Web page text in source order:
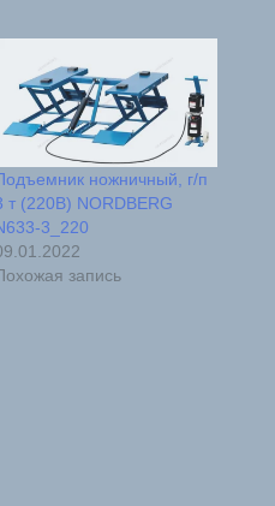
ножничный, г/п
т (220В) NORDBERG
3_220
запись